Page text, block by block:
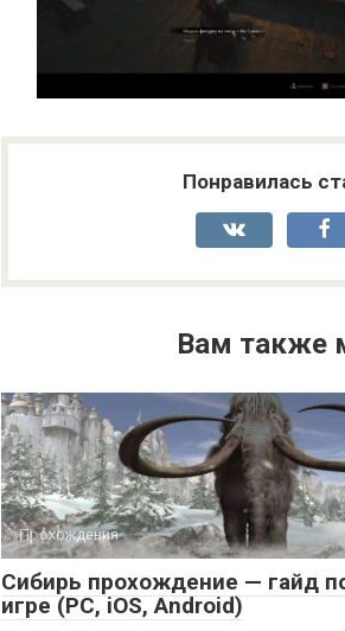
Понравилась
Вам также
Прохождения
Сибирь прохождение — гайд
игре (PC, iOS, Android)